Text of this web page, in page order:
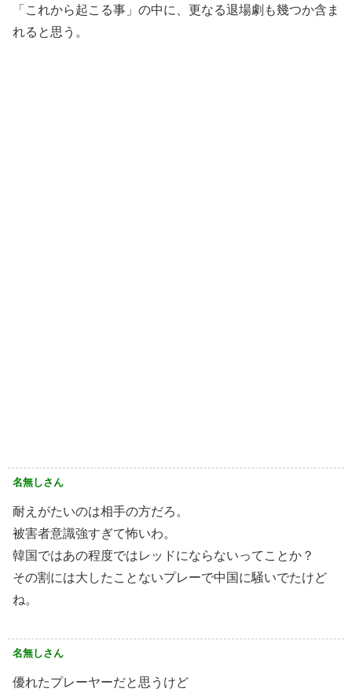
「これから起こる事」の中に、更なる退場劇も幾つか含ま
れると思う。
名無しさん
耐えがたいのは相手の方だろ。
被害者意識強すぎて怖いわ。
韓国ではあの程度ではレッドにならないってことか？
その割には大したことないプレーで中国に騒いでたけど
ね。
名無しさん
優れたプレーヤーだと思うけど